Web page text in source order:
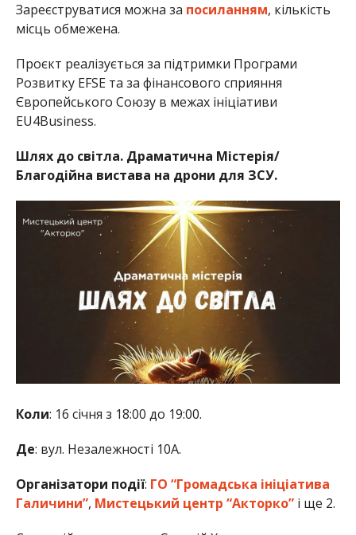
Зареєструватися можна за посиланням, кількість
місць обмежена.
Проєкт реалізується за підтримки Програми
Розвитку EFSE та за фінансового сприяння
Європейського Союзу в межах ініціативи
EU4Business.
Шлях до світла. Драматична Містерія/
Благодійна вистава на дрони для ЗСУ.
Коли: 16 січня з 18:00 до 19:00.
Де: вул. Незалежності 10А.
Організатори події: ГО “Громадська ініціатива
Галичини”, Мистецький центр “Акторко”і ще 2.